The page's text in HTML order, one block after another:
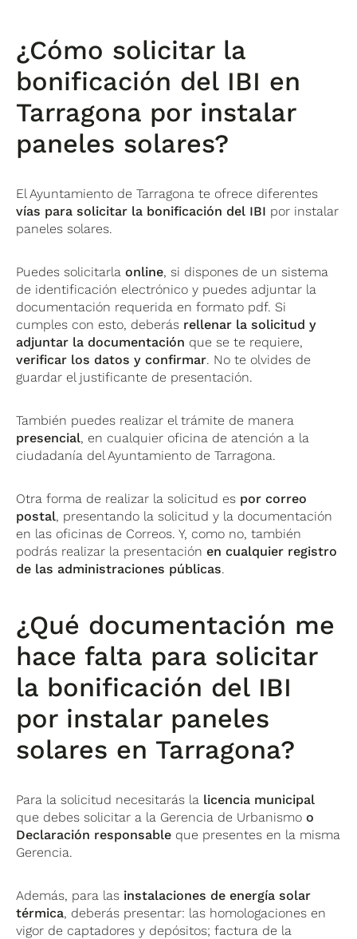
¿Cómo solicitar la
bonificación del IBI en
Tarragona por instalar
paneles solares?
El Ayuntamiento de Tarragona te ofrece diferentes
vías para solicitar la bonificación del IBI por instalar
paneles solares.
Puedes solicitarlaonline, si dispones de un sistema
de identificación electrónico y puedes adjuntar la
documentación requerida en formato pdf. Si
cumples con esto, deberás rellenar la solicitud y
adjuntar la documentación que se te requiere,
verificar los datos y confirmar. No te olvides de
guardar el justificante de presentación.
También puedes realizar el trámite de manera
presencial, en cualquier oficina de atención a la
ciudadanía del Ayuntamiento de Tarragona.
Otra forma de realizar la solicitud es por correo
postal, presentando la solicitud y la documentación
en las oficinas de Correos. Y, como no, también
podrás realizar la presentaciónen cualquier registro
de las administraciones públicas.
¿Qué documentación me
hace falta para solicitar
la bonificación del IBI
por instalar paneles
solares en Tarragona?
Para la solicitud necesitarás la licencia municipal
que debes solicitar a la Gerencia de Urbanismoo
Declaración responsable que presentes en la misma
Gerencia.
Además, para las instalaciones de energía solar
térmica, deberás presentar: las homologaciones en
vigor de captadores y depósitos; factura de la